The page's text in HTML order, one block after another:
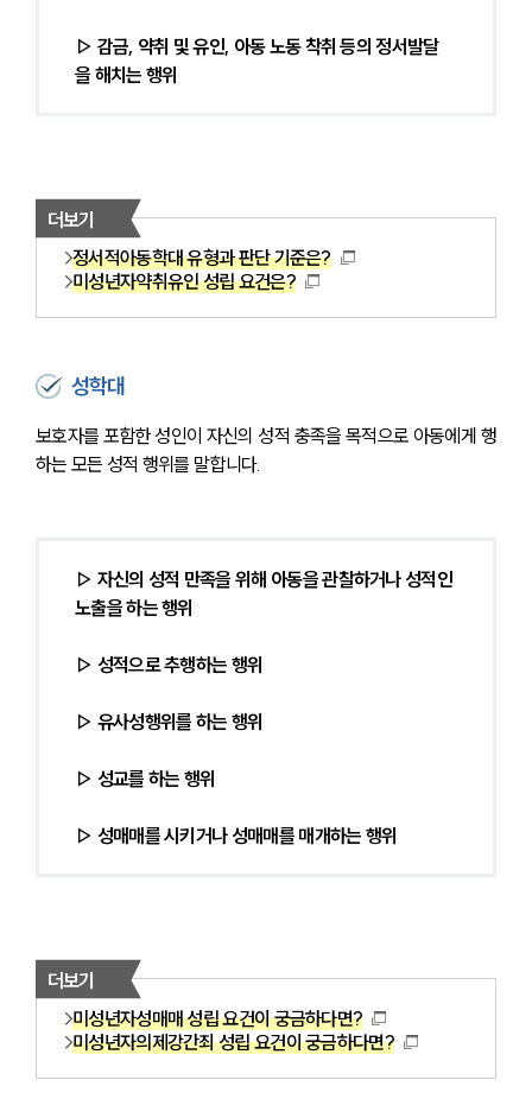
▷ 감금, 약취 및 유인, 아동 노동 착취 등의 정서발달
을 해치는 행위
더보기
정서적아동학대 유형과 판단 기준은?
미성년자약취유인 성립 요건은?
성학대
보호자를 포함한 성인이 자신의 성적 충족을 목적으로 아동에게 행
하는 모든 성적 행위를 말합니다.
▷ 자신의 성적 만족을 위해 아동을 관찰하거나 성적인
노출을 하는 행위
▷ 성적으로 추행하는 행위
▷ 유사성행위를 하는 행위
▷ 성교를 하는 행위
▷ 성매매를 시키거나 성매매를 매개하는 행위
더보기
미성년자성매매 성립 요건이 궁금하다면?
미성년자의제강간죄 성립 요건이 궁금하다면?